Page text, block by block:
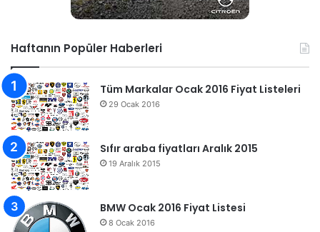
Haftanın Popüler Haberleri
Tüm Markalar Ocak 2016 Fiyat Listeleri
29 Ocak 2016
Sıfır araba fiyatları Aralık 2015
19 Aralık 2015
BMW Ocak 2016 Fiyat Listesi
8 Ocak 2016